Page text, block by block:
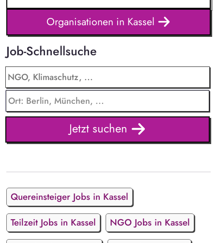
Organisationen in Kassel
Job-Schnellsuche
Jetzt suchen
Quereinsteiger Jobs in Kassel
Teilzeit Jobs in Kassel
NGO Jobs in Kassel